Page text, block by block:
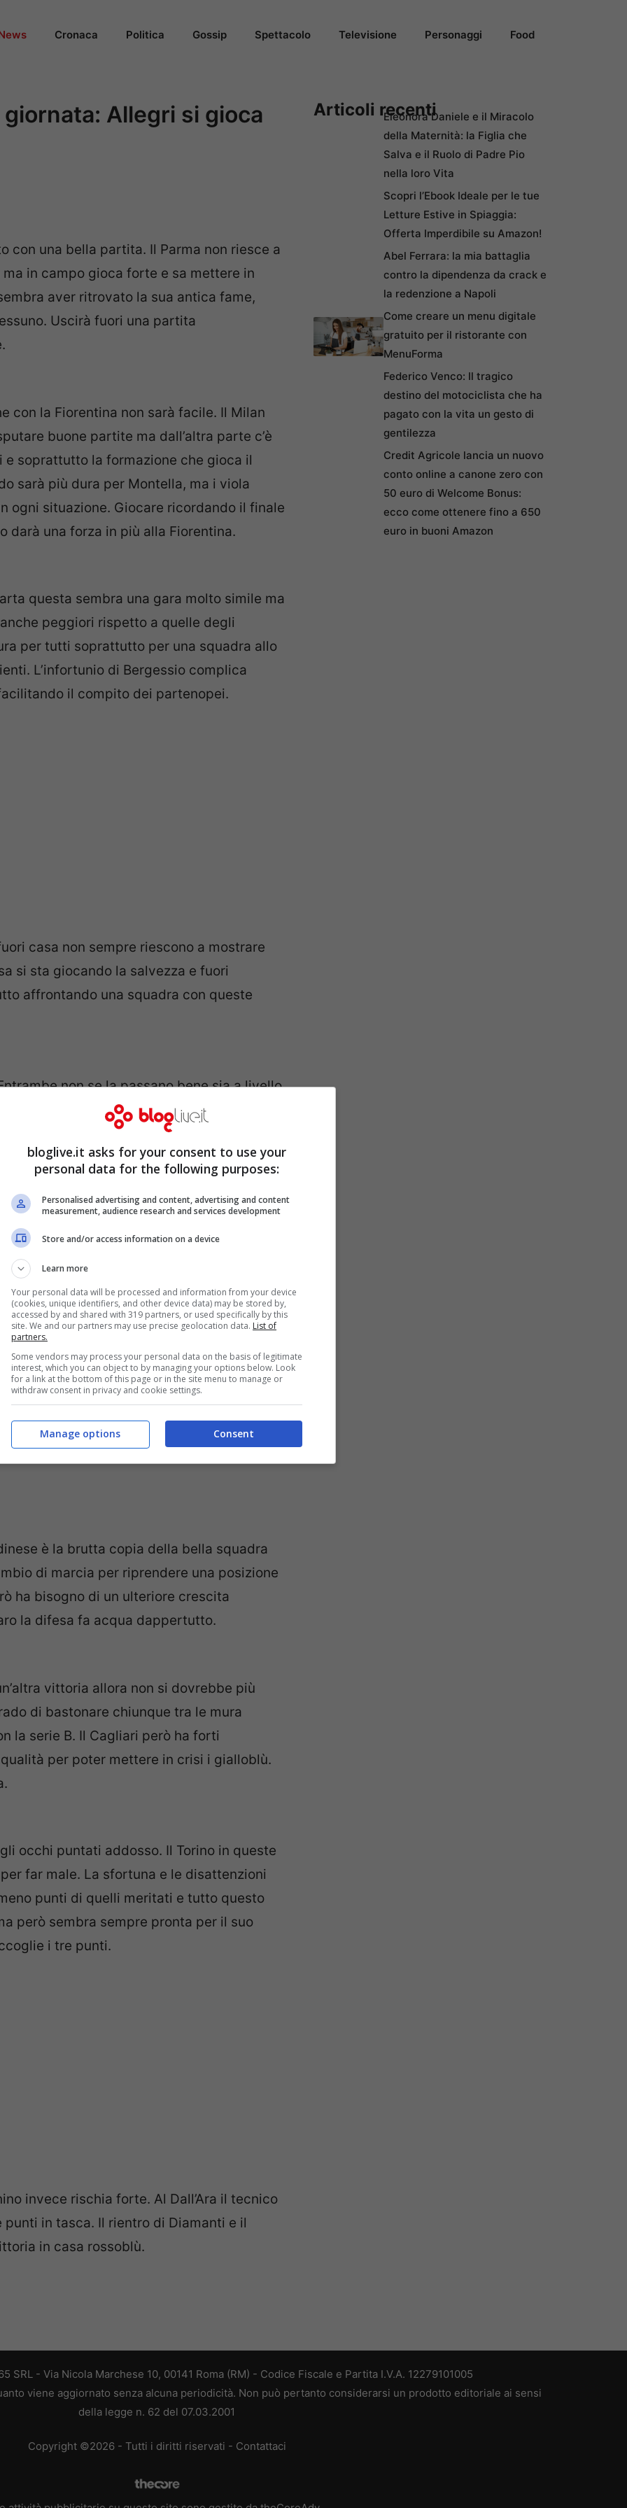
Cronaca Politica Gossip Spettacolo Televisione Personaggi Food
Allegri si gioca
con una bella partita. Il Parma non riesce a
in campo gioca forte e sa mettere in
aver ritrovato la sua antica fame,
Uscirà fuori una partita
con la Fiorentina non sarà facile. Il Milan
buone partite ma dall’altra parte c’è
soprattutto la formazione che gioca il
sarà più dura per Montella, ma i viola
ogni situazione. Giocare ricordando il finale
darà una forza in più alla Fiorentina.
questa sembra una gara molto simile ma
peggiori rispetto a quelle degli
per tutti soprattutto per una squadra allo
L’infortunio di Bergessio complica
il compito dei partenopei.
casa non sempre riescono a mostrare
si sta giocando la salvezza e fuori
affrontando una squadra con queste
non se la passano bene sia a livello
cambiato nelle ultime partite e sembra
sola riuscirà a proseguire questa striscia
ed infine un bell’X finale.
male tutte e due, anche se in casa
miglioramento. Marassi è un campo
riuscendo a farsi rispettare sempre, e
è la brutta copia della bella squadra
di marcia per riprendere una posizione
ha bisogno di un ulteriore crescita
la difesa fa acqua dappertutto.
vittoria allora non si dovrebbe più
di bastonare chiunque tra le mura
la serie B. Il Cagliari però ha forti
per poter mettere in crisi i gialloblù.
occhi puntati addosso. Il Torino in queste
far male. La sfortuna e le disattenzioni
punti di quelli meritati e tutto questo
però sembra sempre pronta per il suo
i tre punti.
invece rischia forte. Al Dall’Ara il tecnico
in tasca. Il rientro di Diamanti e il
in casa rossoblù.
Articoli recentiEleonora Daniele e il Miracolo
della Maternità: la Figlia che
Salva e il Ruolo di Padre Pio
nella loro Vita
Scopri l’Ebook Ideale per le tue
Letture Estive in Spiaggia:
Offerta Imperdibile su Amazon!
Abel Ferrara: la mia battaglia
contro la dipendenza da crack e
la redenzione a Napoli
Come creare un menu digitale
gratuito per il ristorante con
MenuForma
Federico Venco: Il tragico
destino del motociclista che ha
pagato con la vita un gesto di
gentilezza
Credit Agricole lancia un nuovo
conto online a canone zero con
50 euro di Welcome Bonus:
ecco come ottenere fino a 650
euro in buoni Amazon
SRL - Via Nicola Marchese 10, 00141 Roma (RM) - Codice Fiscale e Partita I.V.A. 12279101005
viene aggiornato senza alcuna periodicità. Non può pertanto considerarsi un prodotto editoriale ai sensi
della legge n. 62 del 07.03.2001
Copyright ©2026 - Tutti i diritti riservati - Contattaci
bloglive.it asks for your consent to use your
personal data for the following purposes:
Personalised advertising and content, advertising and content
measurement, audience research and services development
Store and/or access information on a device
Learn more
Your personal data will be processed and information from your device
(cookies, unique identifiers, and other device data) may be stored by,
accessed by and shared with 319 partners, or used specifically by this
site. We and our partners may use precise geolocation data. List of
partners.
Some vendors may process your personal data on the basis of legitimate
interest, which you can object to by managing your options below. Look
for a link at the bottom of this page or in the site menu to manage or
withdraw consent in privacy and cookie settings.
Consent
Manage options